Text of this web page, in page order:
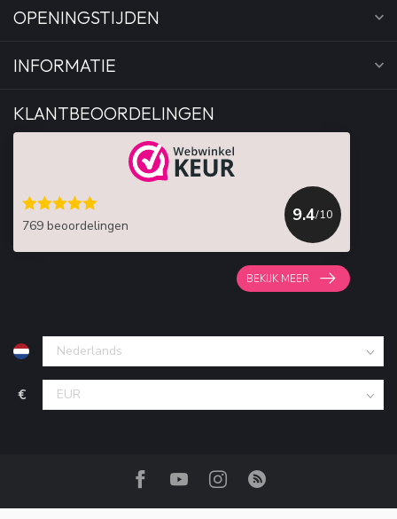
OPENINGSTIJDEN
INFORMATIE
KLANTBEOORDELINGEN
769 beoordelingen
9.4/10
BEKIJK MEER
€